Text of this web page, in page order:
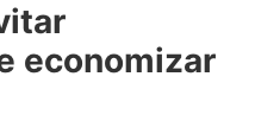
economizar